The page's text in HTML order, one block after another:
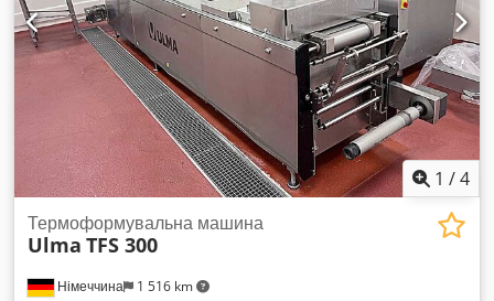
1 /4
Німеччина 1 516 km
Термоформувальна машина
Ulma TFS 300